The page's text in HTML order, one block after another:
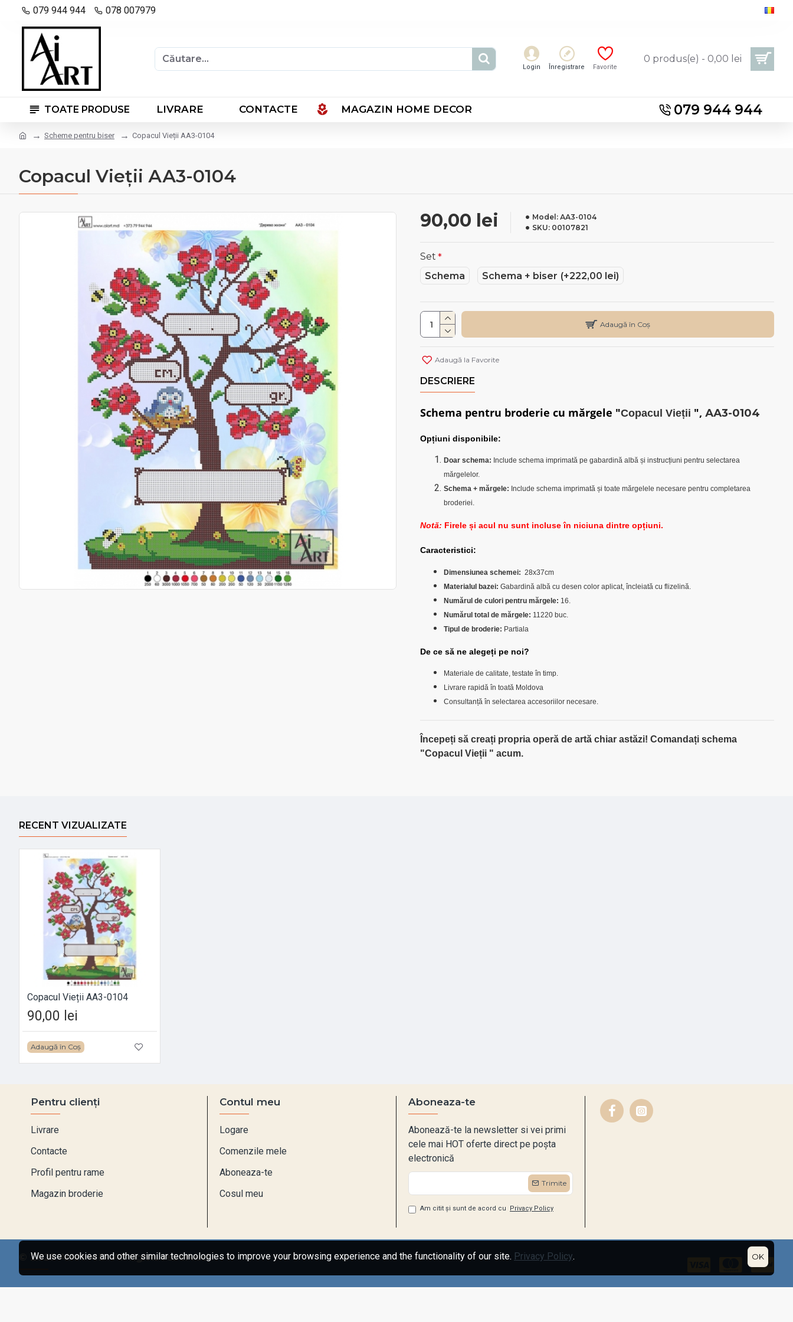
079 944 944 078 007979
Login Înregistrare Favorite
0 produs(e) - 0,00 lei
TOATE PRODUSE LIVRARE CONTACTE MAGAZIN HOME DECOR 079 944 944
Scheme pentru biser Copacul Vieții АА3-0104
Copacul Vieții АА3-0104
90,00 lei Model: АА3-0104
SKU: 00107821
Set
Schema
Schema + biser (+222,00 lei)
Adaugă în Coș
Adaugă la Favorite
DESCRIERE
Schema pentru broderie cu mărgele "Copacul Vieții ", АА3-0104
Opțiuni disponibile:
Doar schema: Include schema imprimată pe gabardină albă și instrucțiuni pentru selectarea
mărgelelor.
Schema + mărgele: Include schema imprimată și toate mărgelele necesare pentru completarea
broderiei.
Notă: Firele și acul nu sunt incluse în niciuna dintre opțiuni.
Caracteristici:
Dimensiunea schemei: 28x37cm
Materialul bazei: Gabardină albă cu desen color aplicat, încleiată cu flizelină.
Numărul de culori pentru mărgele: 16.
Numărul total de mărgele: 11220 buc.
Tipul de broderie: Partiala
De ce să ne alegeți pe noi?
Materiale de calitate, testate în timp.
Livrare rapidă în toată Moldova
Consultanță în selectarea accesoriilor necesare.
Începeți să creați propria operă de artă chiar astăzi! Comandați schema
"Copacul Vieții " acum.
RECENT VIZUALIZATE
Copacul Vieții АА3-0104
90,00 lei
Adaugă în Coș
Pentru clienți
Livrare
Contacte
Profil pentru rame
Magazin broderie
Contul meu
Logare
Comenzile mele
Aboneaza-te
Cosul meu
Aboneaza-te
Abonează-te la newsletter si vei primi
cele mai HOT oferte direct pe poșta
electronică
Trimite
Am citit și sunt de acord cu Privacy Policy
© 2025 AiArt MD. All rights reserved. OK
We use cookies and other similar technologies to improve your browsing experience and the functionality of our site. Privacy Policy.